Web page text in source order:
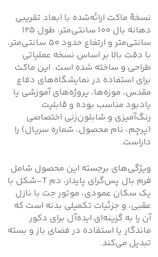
نسخهٔ ماکت ارائه‌شده با ابعاد تقریبی
دهانه بال 100 سانتی‌متر، طول 125
سانتی‌متر و ارتفاع حدود 50 سانتی‌متر،
با دقت بالا بر اساس نسخه عملیاتی
طراحی و ساخته شده است. این ماکت
برای استفاده در نمایشگاه‌های دفاع
مقدس، موزه‌ها، پروژه‌های آموزشی یا
یادبود مناسب بوده و قابلیت
رنگ‌آمیزی و شابلون‌زنی اختصاصی
(پرچم، نام محصول، شماره سریال) را
داراست.
ویژگی‌های برجسته این محصول شامل
فرم بال پس‌گرای پایدار، دم T‑شکل با
یک سکان عمودی، موتور جت با نازل
عقبی، و جزئیات تکمیلی بدنه است که
آن را به گزینه‌ای ایده‌آل برای دکور
ماندگار یا استفاده در فضای باز و بسته
تبدیل می‌کند.